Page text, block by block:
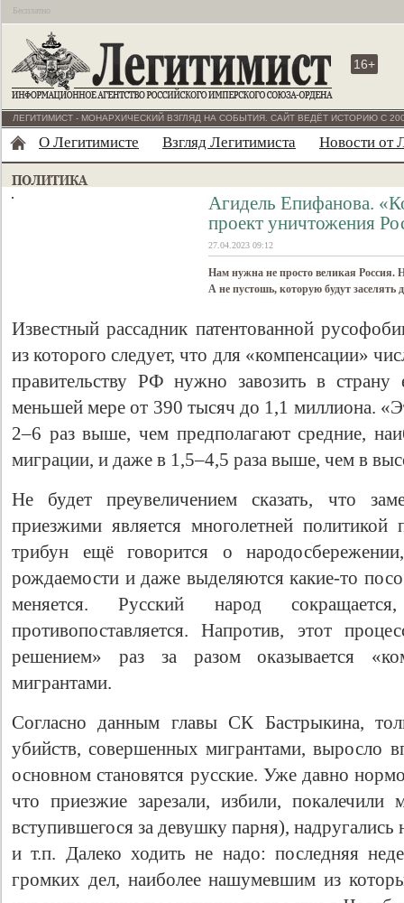
Бесплатно
16+
ЛЕГИТИМИСТ - МОНАРХИЧЕСКИЙ ВЗГЛЯД НА СОБЫТИЯ. САЙТ ВЕДЁТ ИСТОРИЮ С
О Легитимисте Взгляд Легитимиста Новости от
Агидель Епифанова.
проект уничтожения
27.04.2023 09:12
Нам нужна не просто великая Россия.
А не пустошь, которую будут заселять
Известный рассадник патентованной
из которого следует, что для «компенсации»
правительству РФ нужно завозить в
меньшей мере от 390 тысяч до 1,1 миллиона.
2–6 раз выше, чем предполагают средние,
миграции, и даже в 1,5–4,5 раза выше, чем в
Не будет преувеличением сказать, что
приезжими является многолетней политикой
трибун ещё говорится о
рождаемости и даже выделяются какие-то
меняется. Русский народ
противопоставляется. Напротив, этот
решением» раз за разом оказывается
мигрантами.
Согласно данным главы СК Бастрыкина,
убийств, совершенных мигрантами, выросло
основном становятся русские. Уже давно
что приезжие зарезали, избили, покалечили
вступившегося за девушку парня),
и т.п. Далеко ходить не надо: последняя
громких дел, наиболее нашумевшим из